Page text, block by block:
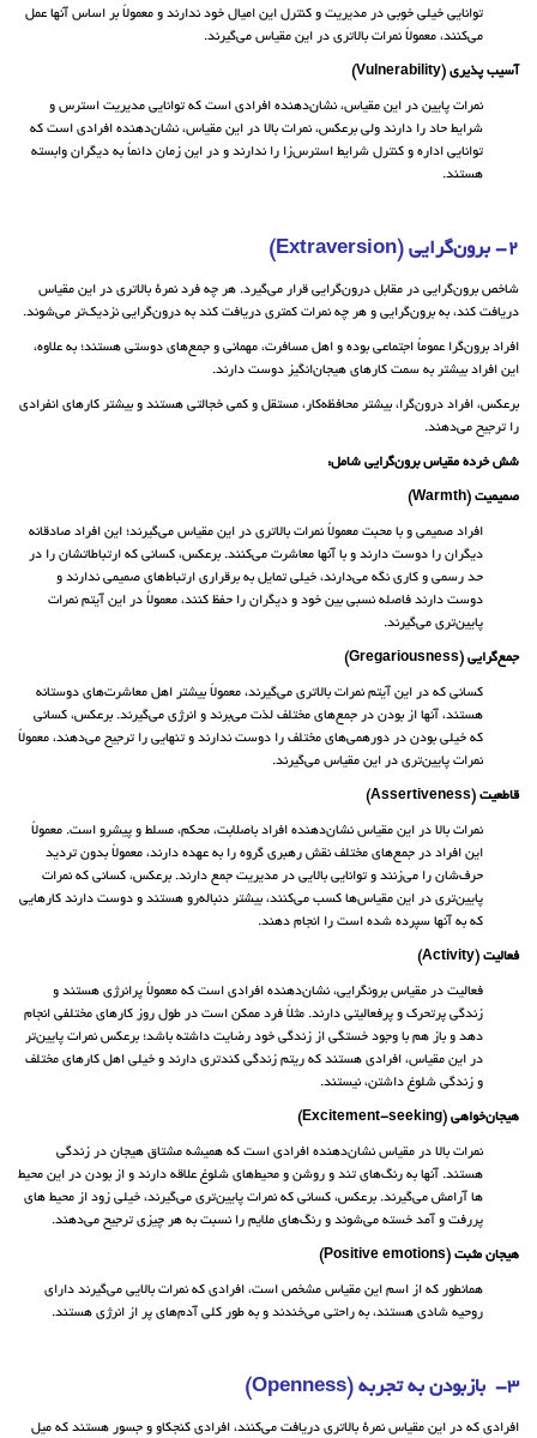
توانایی خیلی خوبی در مدیریت و کنترل این امیال خود ندارند و معمولاً بر اساس آنها عمل
می‌کنند، معمولاً نمرات بالاتری در این مقیاس می‌گیرند.
آسیب پذیری (Vulnerability)
نمرات پایین در این مقیاس، نشان‌دهنده افرادی است که توانایی مدیریت استرس و
شرایط حاد را دارند ولی برعکس، نمرات بالا در این مقیاس، نشان‌دهنده افرادی است که
توانایی اداره و کنترل شرایط استرس‌زا را ندارند و در این زمان دائماً به دیگران وابسته
هستند.
2- برون‌گرایی (Extraversion)
شاخص برون‌گرایی در مقابل درون‌گرایی قرار می‌گیرد. هر چه فرد نمرهٔ بالاتری در این مقیاس
دریافت کند، به برون‌گرایی و هر چه نمرات کمتری دریافت کند به درون‌گرایی نزدیک‌تر می‌شوند.
افراد برون‌گرا عموماً اجتماعی بوده و اهل مسافرت، مهمانی و جمع‌های دوستی هستند؛ به علاوه،
این افراد بیشتر به سمت کارهای هیجان‌انگیز دوست دارند.
برعکس، افراد درون‌گرا، بیشتر محافظه‌کار، مستقل و کمی خجالتی هستند و بیشتر کارهای انفرادی
را ترجیح می‌دهند.
شش خرده مقیاس برون‌گرایی شامل:
صمیمیت (Warmth)
افراد صمیمی و با محبت معمولاً نمرات بالاتری در این مقیاس می‌گیرند؛ این افراد صادقانه
دیگران را دوست دارند و با آنها معاشرت می‌کنند. برعکس، کسانی که ارتباطاتشان را در
حد رسمی و کاری نگه می‌دارند، خیلی تمایل به برقراری ارتباط‌های صمیمی ندارند و
دوست دارند فاصله نسبی بین خود و دیگران را حفظ کنند، معمولاً در این آیتم نمرات
پایین‌تری می‌گیرند.
جمع‌گرایی (Gregariousness)
کسانی که در این آیتم نمرات بالاتری می‌گیرند، معمولاً بیشتر اهل معاشرت‌های دوستانه
هستند، آنها از بودن در جمع‌های مختلف لذت می‌برند و انرژی می‌گیرند. برعکس، کسانی
که خیلی بودن در دورهمی‌های مختلف را دوست ندارند و تنهایی را ترجیح می‌دهند، معمولاً
نمرات پایین‌تری در این مقیاس می‌گیرند.
قاطعیت (Assertiveness)
نمرات بالا در این مقیاس نشان‌دهنده افراد باصلابت، محکم، مسلط و پیشرو است. معمولاً
این افراد در جمع‌های مختلف نقش رهبری گروه را به عهده دارند، معمولاً بدون تردید
حرف‌شان را می‌زنند و توانایی بالایی در مدیریت جمع دارند. برعکس، کسانی که نمرات
پایین‌تری در این مقیاس‌ها کسب می‌کنند، بیشتر دنباله‌رو هستند و دوست دارند کارهایی
که به آنها سپرده شده است را انجام دهند.
فعالیت (Activity)
فعالیت در مقیاس برونگرایی، نشان‌دهنده افرادی است که معمولاً پرانرژی هستند و
زندگی پرتحرک و پرفعالیتی دارند. مثلاً فرد ممکن است در طول روز کارهای مختلفی انجام
دهد و باز هم با وجود خستگی از زندگی خود رضایت داشته باشد؛ برعکس نمرات پایین‌تر
در این مقیاس، افرادی هستند که ریتم زندگی کندتری دارند و خیلی اهل کارهای مختلف
و زندگی شلوغ داشتن، نیستند.
هیجان‌خواهی (Excitement-seeking)
نمرات بالا در مقیاس نشان‌دهنده افرادی است که همیشه مشتاق هیجان در زندگی
هستند. آنها به رنگ‌های تند و روشن و محیط‌های شلوغ علاقه دارند و از بودن در این محیط‌
ها آرامش می‌گیرند. برعکس، کسانی که نمرات پایین‌تری می‌گیرند، خیلی زود از محیط‌ های
پررفت و آمد خسته می‌شوند و رنگ‌های ملایم را نسبت به هر چیزی ترجیح می‌دهند.
هیجان مثبت (Positive emotions)
همانطور که از اسم این مقیاس مشخص است، افرادی که نمرات بالایی می‌گیرند دارای
روحیه شادی هستند، به راحتی می‌خندند و به طور کلی آدم‌های پر از انرژی هستند.
3- بازبودن به تجربه (Openness)
افرادی که در این مقیاس نمرهٔ بالاتری دریافت می‌کنند، افرادی کنجکاو و جسور هستند که میل